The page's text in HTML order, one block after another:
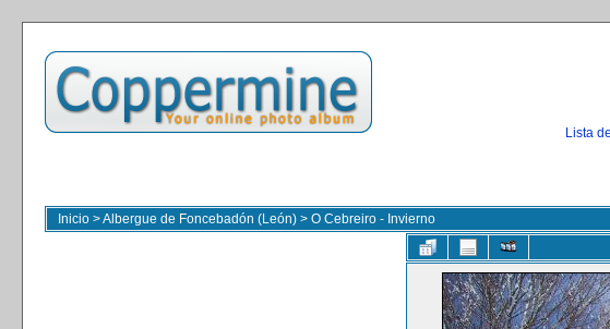
Lista
Inicio >Albergue de Foncebadón (León) > O Cebreiro - Invierno